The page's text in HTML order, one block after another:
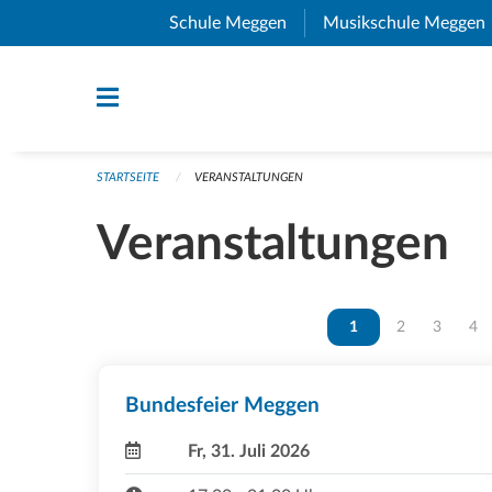
Navigation überspringen
Schule Meggen (External Link)
Musikschule Meggen
STARTSEITE VERANSTALTUNGEN
Veranstaltungen
Vous êtes sur la page
1 Vous êtes sur
2 Vous
3 4
Bundesfeier Meggen
Fr, 31. Juli 2026